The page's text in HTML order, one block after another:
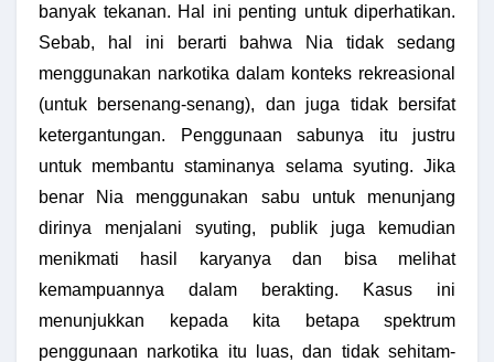
banyak tekanan. Hal ini penting untuk diperhatikan.
Sebab, hal ini berarti bahwa Nia tidak sedang
menggunakan narkotika dalam konteks rekreasional
(untuk bersenang-senang), dan juga tidak bersifat
ketergantungan. Penggunaan sabunya itu justru
untuk membantu staminanya selama syuting. Jika
benar Nia menggunakan sabu untuk menunjang
dirinya menjalani syuting, publik juga kemudian
menikmati hasil karyanya dan bisa melihat
kemampuannya dalam berakting. Kasus ini
menunjukkan kepada kita betapa spektrum
penggunaan narkotika itu luas, dan tidak sehitam-